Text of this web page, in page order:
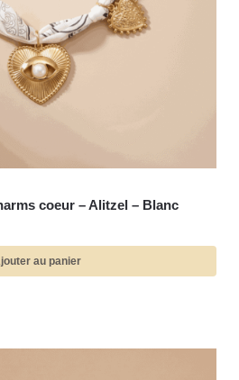
coeur – Alitzel – Blanc
au panier